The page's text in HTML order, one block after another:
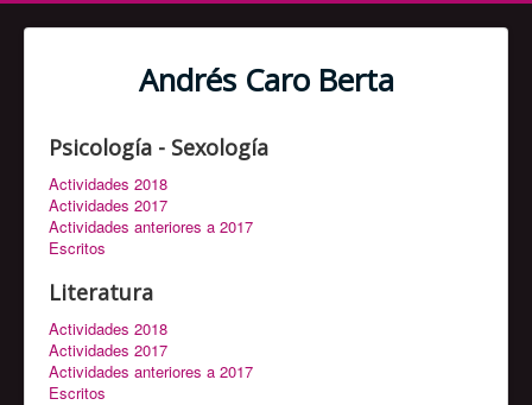
Andrés Caro Berta
Psicología - Sexología
Actividades 2018
Actividades 2017
Actividades anteriores a 2017
Escritos
Literatura
Actividades 2018
Actividades 2017
Actividades anteriores a 2017
Escritos